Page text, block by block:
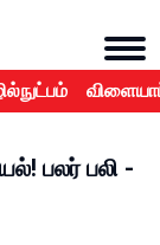
பலர் பலி -